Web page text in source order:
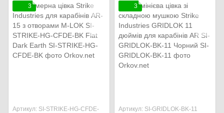
3
Артикул: SI-STRIKE-HG-CFDE-
3
Артикул: SI-GRIDLOK-BK-11